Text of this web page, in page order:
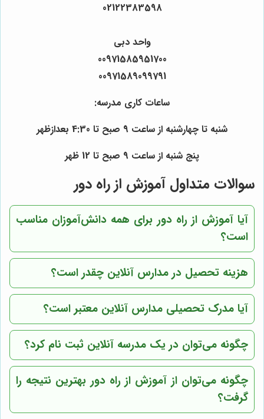
02122383598
واحد دبی
00971585951700
00971589099791
ساعات کاری مدرسه:
شنبه تا چهارشنبه از ساعت 9 صبح تا 4:30 بعدازظهر
پنج شنبه از ساعت 9 صبح تا 12 ظهر
سوالات متداول آموزش از راه دور
آیا آموزش از راه دور برای همه دانش‌آموزان مناسب
است؟
هزینه تحصیل در مدارس آنلاین چقدر است؟
آیا مدرک تحصیلی مدارس آنلاین معتبر است؟
چگونه می‌توان در یک مدرسه آنلاین ثبت نام کرد؟
چگونه می‌توان از آموزش از راه دور بهترین نتیجه را
گرفت؟